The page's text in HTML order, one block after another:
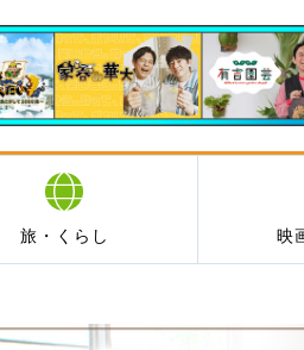
旅・くらし 映